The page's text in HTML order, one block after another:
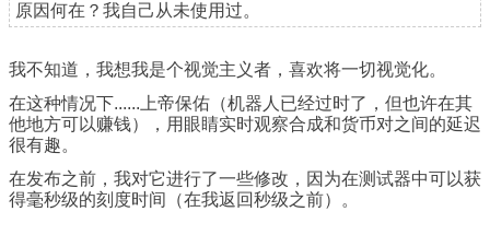
原因何在？我自己从未使用过。
我不知道，我想我是个视觉主义者，喜欢将一切视觉化。
在这种情况下......上帝保佑（机器人已经过时了，但也许在其
他地方可以赚钱），用眼睛实时观察合成和货币对之间的延迟
很有趣。
在发布之前，我对它进行了一些修改，因为在测试器中可以获
得毫秒级的刻度时间（在我返回秒级之前）。